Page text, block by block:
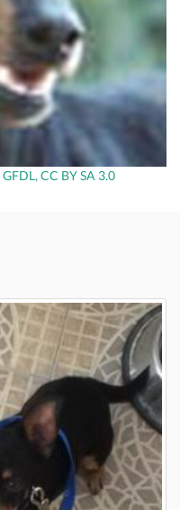
GFDL, CC BY SA 3.0